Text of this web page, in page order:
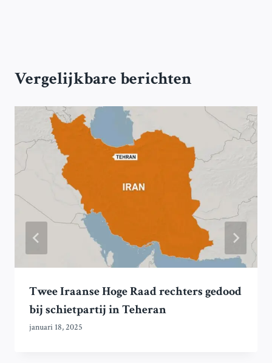
Vergelijkbare berichten
Twee Iraanse Hoge Raad rechters gedood
bij schietpartij in Teheran
januari 18, 2025